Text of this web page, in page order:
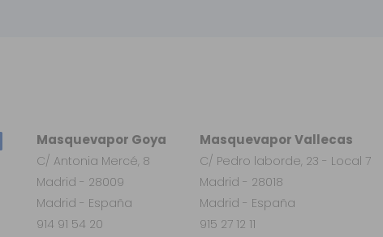
Masquevapor Vallecas
C/ Pedro laborde, 23 - Local 7
Madrid - 28018
Madrid - España
915 27 12 11
Masquevapor Goya
C/ Antonia Mercé, 8
Madrid - 28009
Madrid - España
914 91 54 20